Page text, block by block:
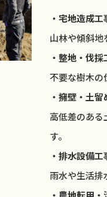
・宅地造成工
山林や傾斜地
・整地・伐採
不要な樹木の
・擁壁・土留
高低差のある
す。
・排水設備工
雨水や生活排